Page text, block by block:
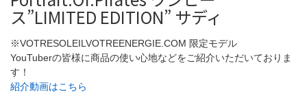
ス”LIMITED EDITION” サディ
※VOTRESOLEILVOTREENERGIE.COM 限定モデル
YouTuberの皆様に商品の使い心地などをご紹介いただいておりま
す！
紹介動画はこちら